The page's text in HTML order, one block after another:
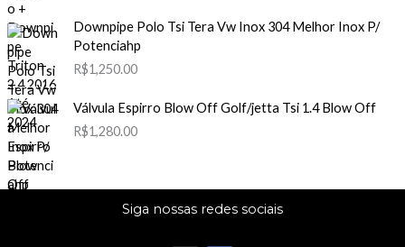
Downpipe Polo Tsi Tera Vw Inox 304 Melhor Inox P/
Potenciahp
R$1,250.00
Válvula Espirro Blow Off Golf/jetta Tsi 1.4 Blow Off
R$1,280.00
Siga nossas redes sociais